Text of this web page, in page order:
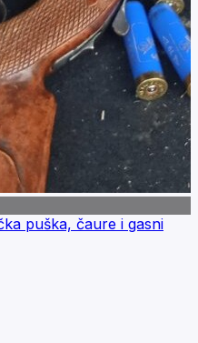
puška, čaure i gasni